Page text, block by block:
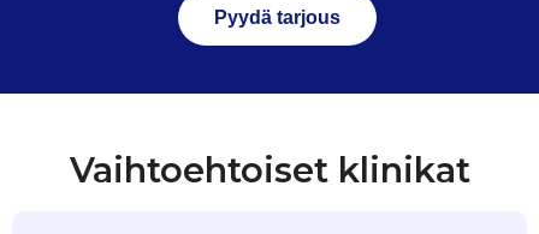
Pyydä tarjous
Vaihtoehtoiset klinikat